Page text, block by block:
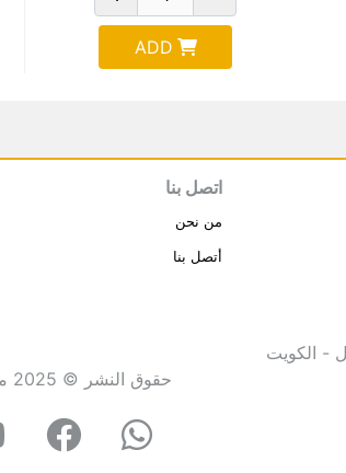
ADD
- الكويت
اتصل بنا
من نحن
أتصل بنا
حقوق النشر © 2025 مجموعة العايش انترناشيونال . كل الحقوق محفوظة.